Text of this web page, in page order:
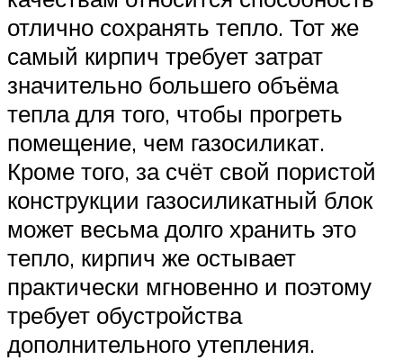
отлично сохранять тепло. Тот же
самый кирпич требует затрат
значительно большего объёма
тепла для того, чтобы прогреть
помещение, чем газосиликат.
Кроме того, за счёт свой пористой
конструкции газосиликатный блок
может весьма долго хранить это
тепло, кирпич же остывает
практически мгновенно и поэтому
требует обустройства
дополнительного утепления.